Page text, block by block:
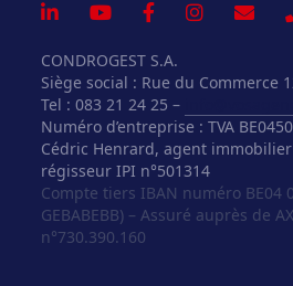
CONDROGEST S.A.
Siège social : Rue du Commerce
Tel : 083 21 24 25 –
Numéro d’entreprise : TVA
Cédric Henrard, agent
régisseur IPI n°501314
Compte tiers IBAN numéro BE04
GEBABEBB) – Assuré auprès de
n°730.390.160